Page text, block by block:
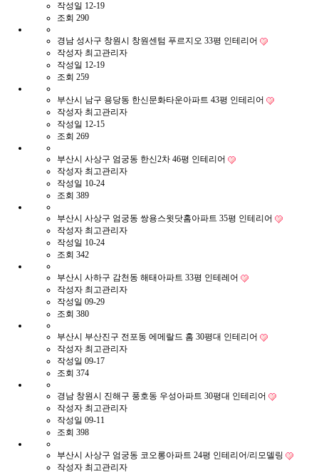
작성일 12-19
조회 290
경남 성사구 창원시 창원센텀 푸르지오 33평 인테리어
작성자 최고관리자
작성일 12-19
조회 259
부산시 남구 용당동 한신문화타운아파트 43평 인테리어
작성자 최고관리자
작성일 12-15
조회 269
부산시 사상구 엄궁동 한신2차 46평 인테리어
작성자 최고관리자
작성일 10-24
조회 389
부산시 사상구 엄궁동 쌍용스윗닷홈아파트 35평 인테리어
작성자 최고관리자
작성일 10-24
조회 342
부산시 사하구 감천동 해태아파트 33평 인테레어
작성자 최고관리자
작성일 09-29
조회 380
부산시 부산진구 전포동 에메랄드 홈 30평대 인테리어
작성자 최고관리자
작성일 09-17
조회 374
경남 창원시 진해구 풍호동 우성아파트 30평대 인테리어
작성자 최고관리자
작성일 09-11
조회 398
부산시 사상구 엄궁동 코오롱아파트 24평 인테리어/리모델링
작성자 최고관리자